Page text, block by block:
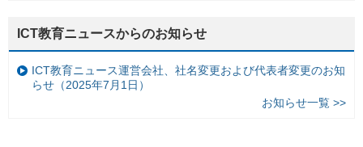
ICT教育ニュースからのお知らせ
ICT教育ニュース運営会社、社名変更および代表者変更のお知
らせ（2025年7月1日）
お知らせ一覧 >>